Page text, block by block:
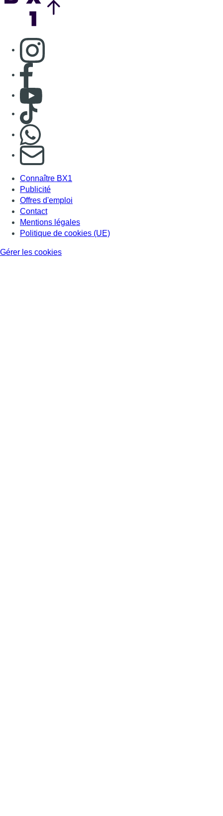
S'abonner à notre newsletter
Connaître BX1
Publicité
Offres d'emploi
Contact
Mentions légales
Politique de cookies (UE)
Gérer les cookies